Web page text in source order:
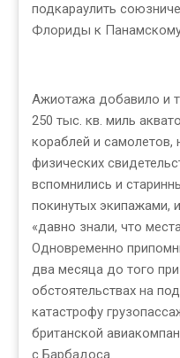
подкараулить
Флориды к Панамскому
Ажиотажа добавило и
250 тыс. кв. миль
кораблей и самолетов,
физических
вспомнились и
покинутых экипажами,
«давно знали, что
Одновременно
два месяца до того
обстоятельствах на
катастрофу
британской
с Барбадоса.